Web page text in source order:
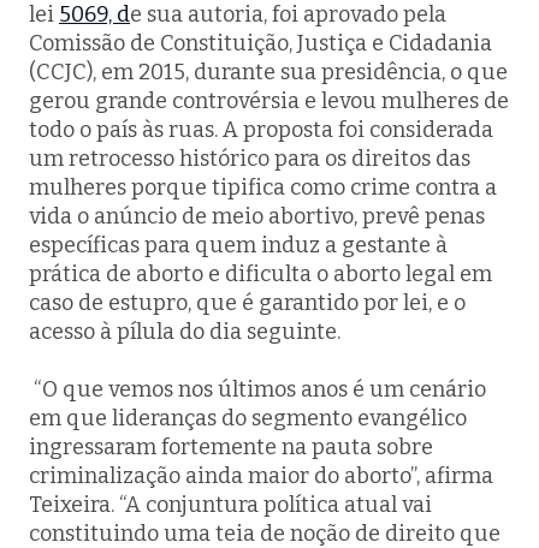
lei 5069, de sua autoria, foi aprovado pela
Comissão de Constituição, Justiça e Cidadania
(CCJC), em 2015, durante sua presidência, o que
gerou grande controvérsia e levou mulheres de
todo o país às ruas. A proposta foi considerada
um retrocesso histórico para os direitos das
mulheres porque tipifica como crime contra a
vida o anúncio de meio abortivo, prevê penas
específicas para quem induz a gestante à
prática de aborto e dificulta o aborto legal em
caso de estupro, que é garantido por lei, e o
acesso à pílula do dia seguinte.
“O que vemos nos últimos anos é um cenário
em que lideranças do segmento evangélico
ingressaram fortemente na pauta sobre
criminalização ainda maior do aborto”, afirma
Teixeira. “A conjuntura política atual vai
constituindo uma teia de noção de direito que